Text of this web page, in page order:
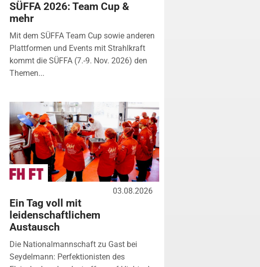
SÜFFA 2026: Team Cup &
mehr
Mit dem SÜFFA Team Cup sowie anderen
Plattformen und Events mit Strahlkraft
kommt die SÜFFA (7.-9. Nov. 2026) den
Themen...
03.08.2026
Ein Tag voll mit
leidenschaftlichem
Austausch
Die Nationalmannschaft zu Gast bei
Seydelmann: Perfektionisten des